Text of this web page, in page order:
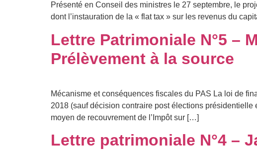
Présenté en Conseil des ministres le 27 septembre, le
dont l’instauration de la « flat tax » sur les revenus du
Lettre Patrimoniale N°5 –
Prélèvement à la source
Mécanisme et conséquences fiscales du PAS La loi de
2018 (sauf décision contraire post élections
moyen de recouvrement de l’Impôt sur […]
Lettre patrimoniale N°4 –